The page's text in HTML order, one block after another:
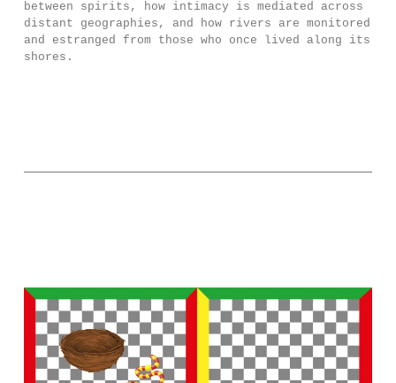
bet­ween spi­rits, how inti­ma­cy is medi­a­ted across
dis­tant geo­grap­hies, and how rivers are moni­to­red
and estran­ged from tho­se who once lived along its
shores.